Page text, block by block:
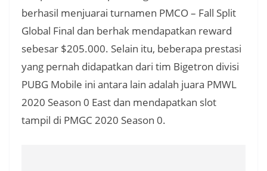
berhasil menjuarai turnamen PMCO – Fall Split
Global Final dan berhak mendapatkan reward
sebesar $205.000. Selain itu, beberapa prestasi
yang pernah didapatkan dari tim Bigetron divisi
PUBG Mobile ini antara lain adalah juara PMWL
2020 Season 0 East dan mendapatkan slot
tampil di PMGC 2020 Season 0.